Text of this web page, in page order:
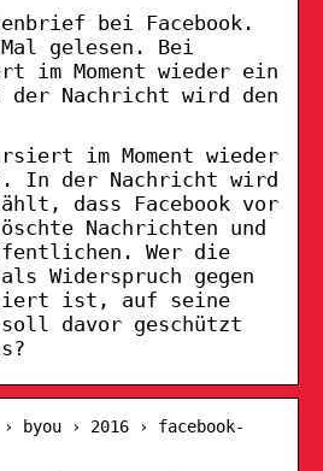
bei Facebook.
gelesen. Bei
im Moment wieder ein
Nachricht wird den
im Moment wieder
In der Nachricht wird
dass Facebook vor
Nachrichten und
Wer die
Widerspruch gegen
ist, auf seine
davor geschützt
› 2016 › facebook-